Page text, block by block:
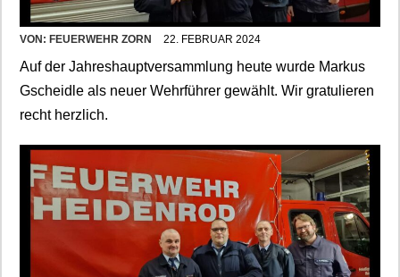
VON: FEUERWEHR ZORN 22. FEBRUAR 2024
Auf der Jahreshauptversammlung heute wurde Markus
Gscheidle als neuer Wehrführer gewählt. Wir gratulieren
recht herzlich.